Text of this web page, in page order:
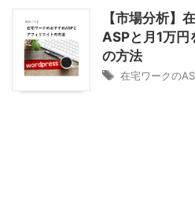
【市場分析】
ASPと月1万円
の方法
在宅ワークの